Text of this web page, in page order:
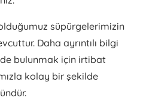
olduğumuz süpürgelerimizin
Daha ayrıntılı bilgi
bulunmak için irtibat
kolay bir şekilde